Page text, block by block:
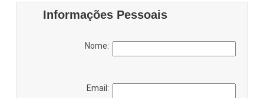
Informações Pessoais
Nome:
Email: